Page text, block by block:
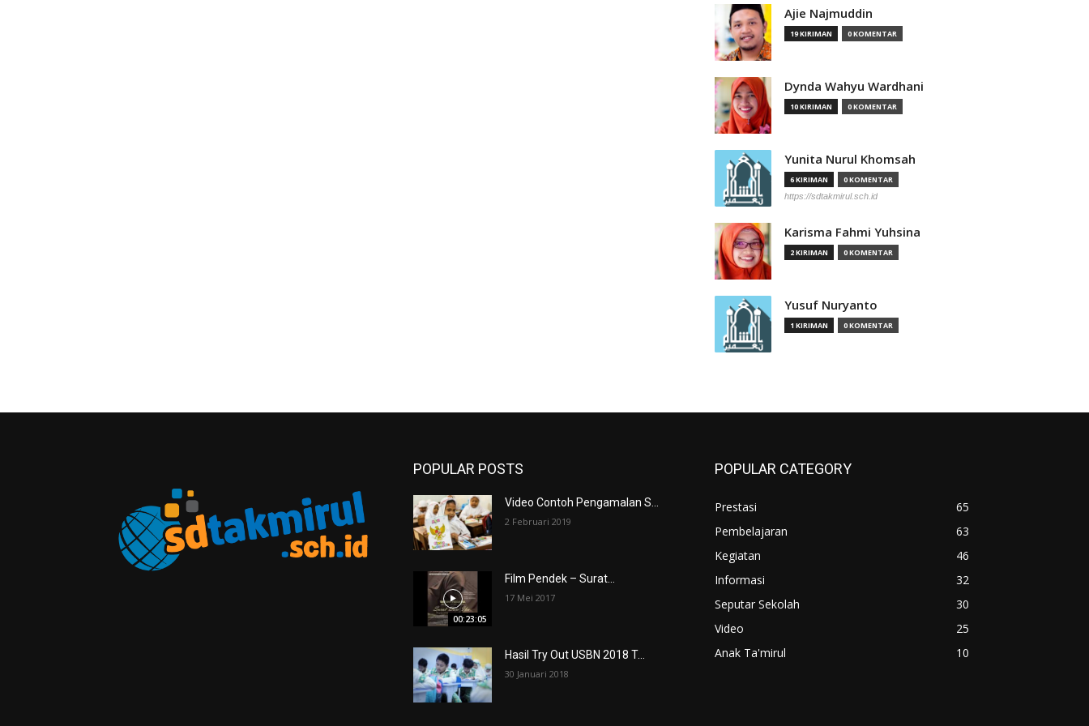
Ajie Najmuddin
19 KIRIMAN 0 KOMENTAR
Dynda Wahyu Wardhani
10 KIRIMAN 0 KOMENTAR
Yunita Nurul Khomsah
6 KIRIMAN 0 KOMENTAR
https://sdtakmirul.sch.id
Karisma Fahmi Yuhsina
2 KIRIMAN 0 KOMENTAR
Yusuf Nuryanto
1 KIRIMAN 0 KOMENTAR
POPULAR POSTS
Video Contoh Pengamalan S...
2 Februari 2019
00:23:05
Film Pendek – Surat...
17 Mei 2017
Hasil Try Out USBN 2018 T...
30 Januari 2018
POPULAR CATEGORY
Prestasi
65
Pembelajaran
63
Kegiatan
46
Informasi
32
Seputar Sekolah
30
Video
25
Anak Ta'mirul
10